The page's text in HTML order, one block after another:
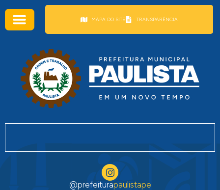
MAPA DO SITE TRANSPARÊNCIA
@prefeiturapaulistape